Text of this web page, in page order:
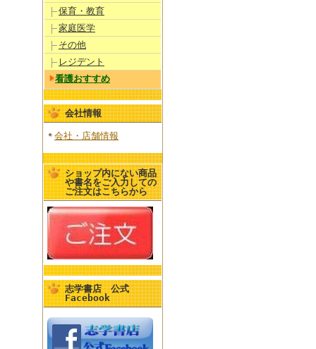
保育・教育
家庭医学
その他
レジデント
看護おすすめ
会社情報
会社・店舗情報
ショップ内にない商品
や書名をご入力しての
ご注文はこちらから
志学書店 公式
Facebook